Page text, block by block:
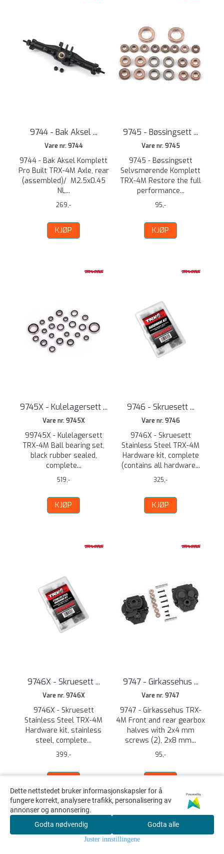
9744 - Bak Aksel ...
Vare nr. 9744
9744 - Bak Aksel Komplett
Pro Built TRX-4M Axle, rear
(assembled)/ M2.5x0.45
NL...
269,-
KJØP
9745 - Bøssingsett ...
Vare nr. 9745
9745 - Bøssingsett
Selvsmørende Komplett
TRX-4M Restore the full
performance...
95,-
KJØP
9745X - Kulelagersett ...
Vare nr. 9745X
99745X - Kulelagersett
TRX-4M Ball bearing set,
black rubber sealed,
complete...
519,-
KJØP
9746 - Skruesett ...
Vare nr. 9746
9746X - Skruesett
Stainless Steel TRX-4M
Hardware kit, complete
(contains all hardware...
325,-
KJØP
9746X - Skruesett ...
Vare nr. 9746X
9746X - Skruesett
Stainless Steel TRX-4M
Hardware kit, stainless
steel, complete...
399,-
9747 - Girkassehus ...
Vare nr. 9747
9747 - Girkassehus TRX-
4M Front and rear gearbox
halves with 2x4 mm
screws (2), 2x8 mm...
95,-
Dette nettstedet bruker informasjonskapsler for å
fungere korrekt, analysere trafikk, personalisering av
annonser og annonsering.
Powered by
Godta nødvendig Godta alle
Juster innstillingene